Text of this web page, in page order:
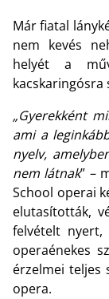
Már fiatal
nem kevés
helyét a
kacskaringósra
„Gyerekként
ami a
nyelv,
nem látnak” –
School operai
elutasították,
felvételt nyert,
operaénekes
érzelmei teljes
opera.